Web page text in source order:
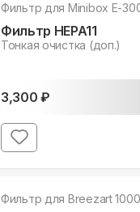
Фильтр для Minibox E-
Фильтр HEPA11
Тонкая очистка (доп.)
3,300 ₽
Фильтр для Breezart